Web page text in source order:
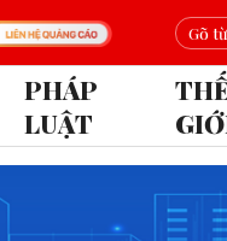
PHÁP
LUẬT